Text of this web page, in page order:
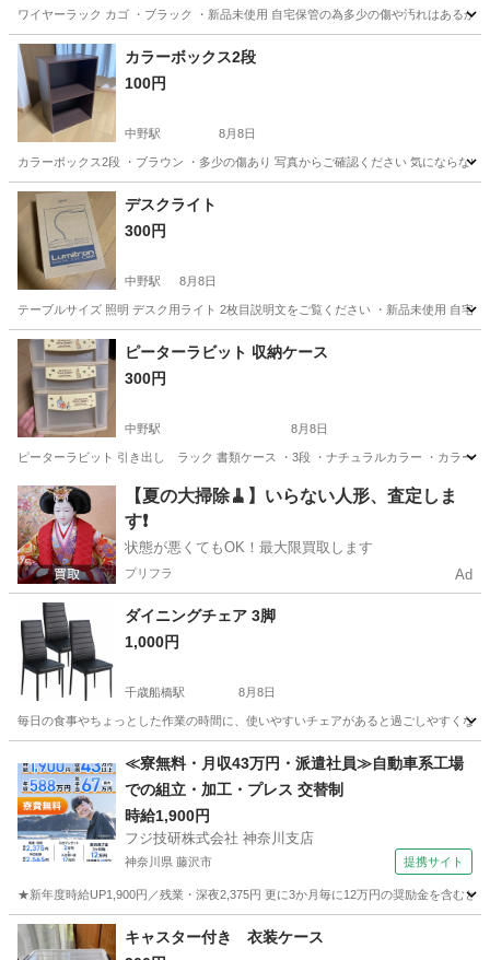
ワイヤーラック カゴ ・ブラック ・新品未使用 自宅保管の為多少の傷や汚れはある
東京 中野区 中野駅 収納家具
カラーボックス2段
100円
中野駅 8月8日
カラーボックス2段 ・ブラウン ・多少の傷あり 写真からご確認ください 気にならな
東京 中野区 中野駅 収納家具
デスクライト
300円
中野駅 8月8日
テーブルサイズ 照明 デスク用ライト 2枚目説明文をご覧ください ・新品未使用 自宅
東京 中野区 中野駅 照明器具
ピーターラビット 収納ケース
300円
中野駅 8月8日
ピーターラビット 引き出し ラック 書類ケース ・3段 ・ナチュラルカラー ・カラー
東京 中野区 中野駅 収納家具
【夏の大掃除🧹】いらない人形、査定しま
す❗️
状態が悪くてもOK！最大限買取します
プリフラ Ad
ダイニングチェア 3脚
1,000円
千歳船橋駅 8月8日
毎日の食事やちょっとした作業の時間に、使いやすいチェアがあると過ごしやすくな
千歳船橋駅 椅子
≪寮無料・月収43万円・派遣社員≫自動車系工場
での組立・加工・プレス 交替制
時給1,900円
フジ技研株式会社 神奈川支店
神奈川県 藤沢市 提携サイト
★新年度時給UP1,900円／残業・深夜2,375円 更に3か月毎に12万円の奨励金を含む
神奈川 藤沢市 その他
キャスター付き 衣装ケース